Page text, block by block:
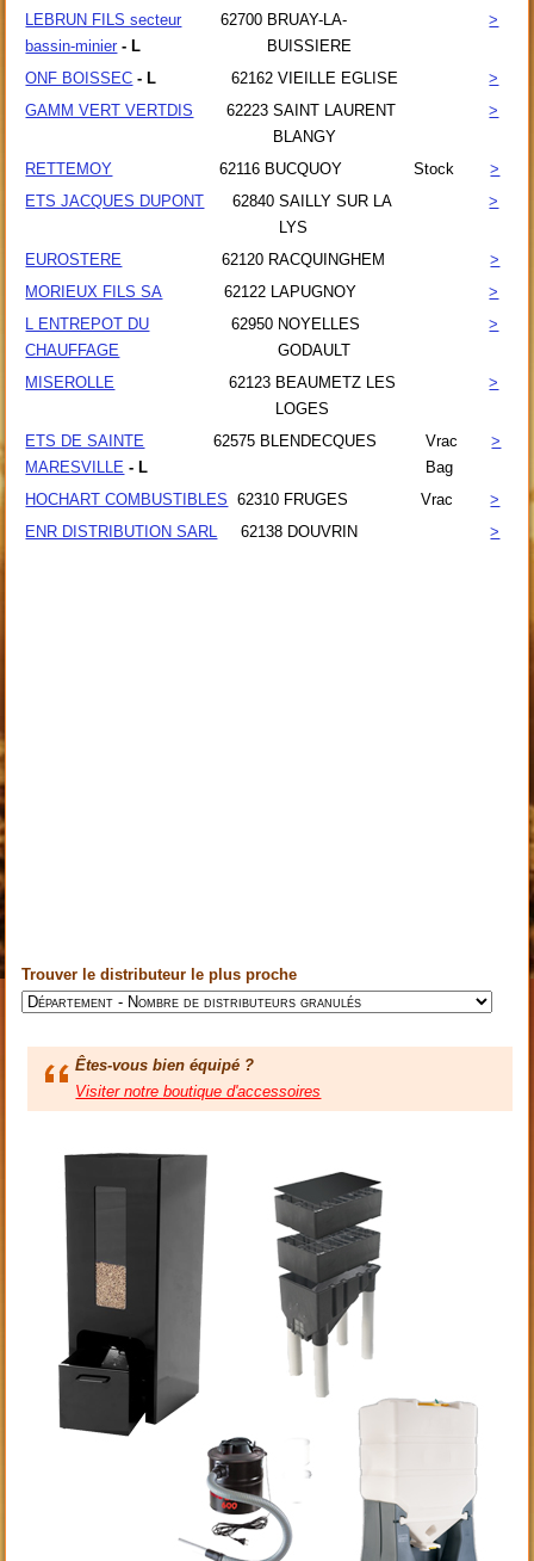
LEBRUN FILS secteur
bassin-minier - L
62700 BRUAY-LA-
BUISSIERE
>
ONF BOISSEC - L 62162 VIEILLE EGLISE
>
GAMM VERT VERTDIS
62223 SAINT LAURENT
BLANGY
>
RETTEMOY 62116 BUCQUOY Stock
>
ETS JACQUES DUPONT
62840 SAILLY SUR LA
LYS
>
EUROSTERE 62120 RACQUINGHEM
>
MORIEUX FILS SA
62122 LAPUGNOY
>
L ENTREPOT DU
CHAUFFAGE
62950 NOYELLES
GODAULT
>
MISEROLLE 62123 BEAUMETZ LES
LOGES
>
ETS DE SAINTE
MARESVILLE - L
62575 BLENDECQUES
Vrac
Bag
>
HOCHART COMBUSTIBLES 62310 FRUGES Vrac
>
ENR DISTRIBUTION SARL
62138 DOUVRIN >
Trouver le distributeur le plus proche
Êtes-vous bien équipé ?
Visiter notre boutique d'accessoires